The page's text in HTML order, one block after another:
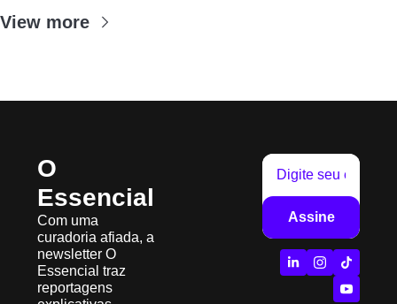
View more
O
Essencial
Com uma
curadoria afiada, a
newsletter O
Essencial traz
reportagens
Assine